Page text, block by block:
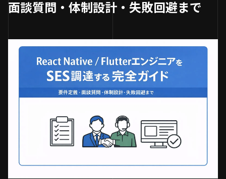
面談質問・体制設計・失敗回避まで